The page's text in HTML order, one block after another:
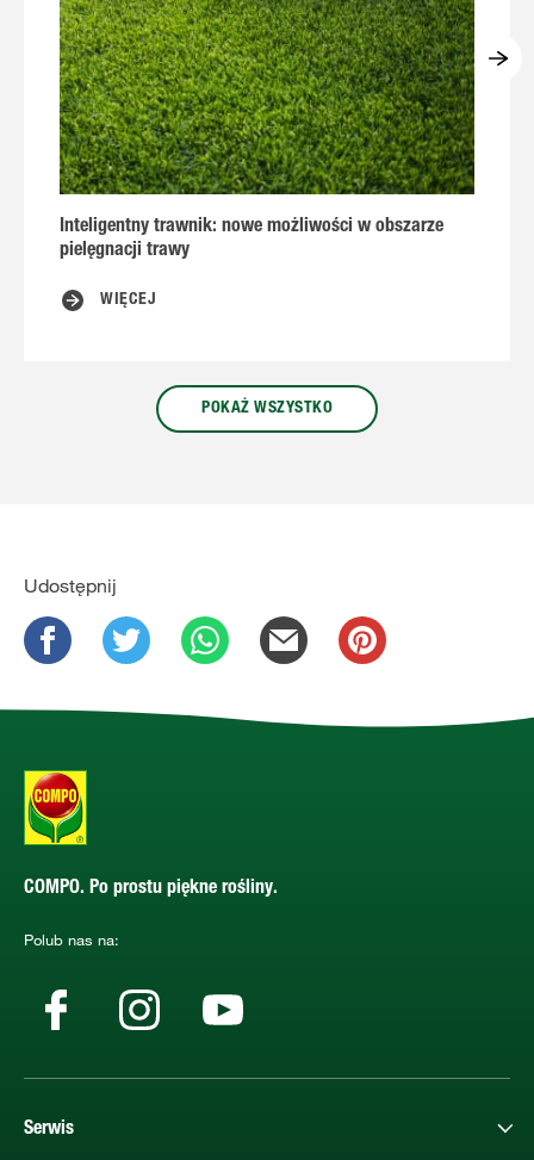
Inteligentny trawnik: nowe możliwości w obszarze
pielęgnacji trawy
WIĘCEJ
POKAŻ WSZYSTKO
Udostępnij
COMPO. Po prostu piękne rośliny.
Polub nas na:
Serwis